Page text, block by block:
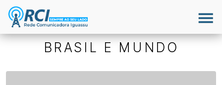
BRASIL E MUNDO